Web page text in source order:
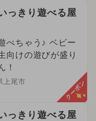
っきり遊べる屋
べちゃう♪ ベビー
向けの遊びが盛り
！
上尾市 クーポン
っきり遊べる屋